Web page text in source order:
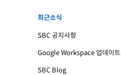
최근소식
SBC 공지사항
Google Workspace 업데이트
SBC Blog